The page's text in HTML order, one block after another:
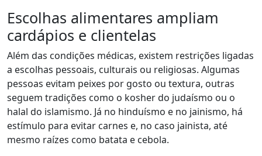
Escolhas alimentares ampliam
cardápios e clientelas
Além das condições médicas, existem restrições ligadas
a escolhas pessoais, culturais ou religiosas. Algumas
pessoas evitam peixes por gosto ou textura, outras
seguem tradições como o kosher do judaísmo ou o
halal do islamismo. Já no hinduísmo e no jainismo, há
estímulo para evitar carnes e, no caso jainista, até
mesmo raízes como batata e cebola.